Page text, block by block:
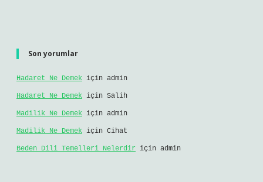
Son yorumlar
Hadaret Ne Demek için admin
Hadaret Ne Demek için Salih
Madilik Ne Demek için admin
Madilik Ne Demek için Cihat
Beden Dili Temelleri Nelerdir için admin